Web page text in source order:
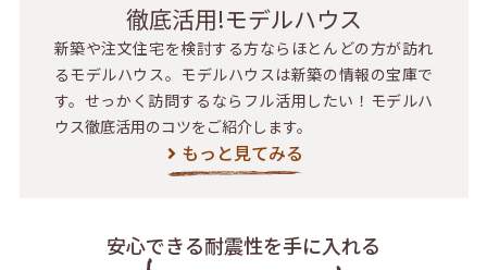
徹底活用!モデルハウス
新築や注文住宅を検討する方ならほとんどの方が訪れ
るモデルハウス。モデルハウスは新築の情報の宝庫で
す。せっかく訪問するならフル活用したい！モデルハ
ウス徹底活用のコツをご紹介します。
もっと見てみる
安心できる耐震性を手に入れる